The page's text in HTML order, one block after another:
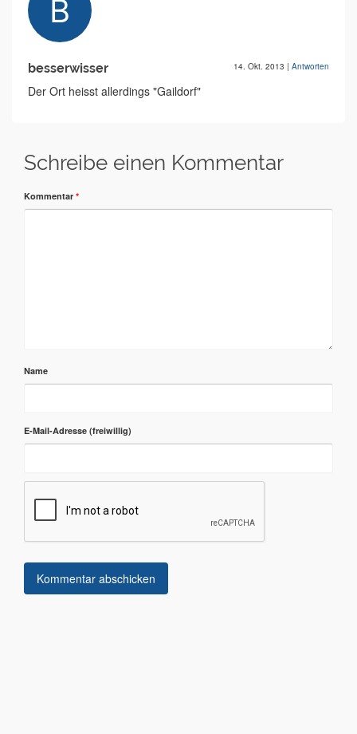
besserwisser 14. Okt. 2013 | Antworten
Der Ort heisst allerdings "Gaildorf"
Schreibe einen Kommentar
Kommentar *
Name
E-Mail-Adresse